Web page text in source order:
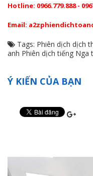
Hotline: 0966.779.888 -
Email:
Tags: Phiên dịch dịch
anh Phiên dịch tiếng Nga
Ý KIẾN CỦA BẠN